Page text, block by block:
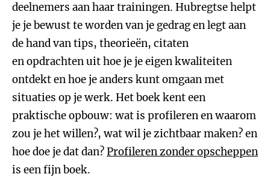
deelnemers aan haar trainingen. Hubregtse helpt
je je bewust te worden van je gedrag en legt aan
de hand van tips, theorieën, citaten
en opdrachten uit hoe je je eigen kwaliteiten
ontdekt en hoe je anders kunt omgaan met
situaties op je werk. Het boek kent een
praktische opbouw: wat is profileren en waarom
zou je het willen?, wat wil je zichtbaar maken? en
hoe doe je dat dan?Profileren zonder opscheppen
is een fijn boek.